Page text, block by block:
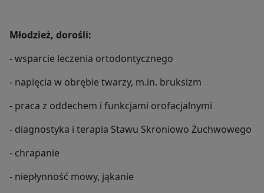
Młodzież, dorośli:
- wsparcie leczenia ortodontycznego
- napięcia w obrębie twarzy, m.in. bruksizm
- praca z oddechem i funkcjami orofacjalnymi
- diagnostyka i terapia Stawu Skroniowo Żuchwowego
- chrapanie
- niepłynność mowy, jąkanie